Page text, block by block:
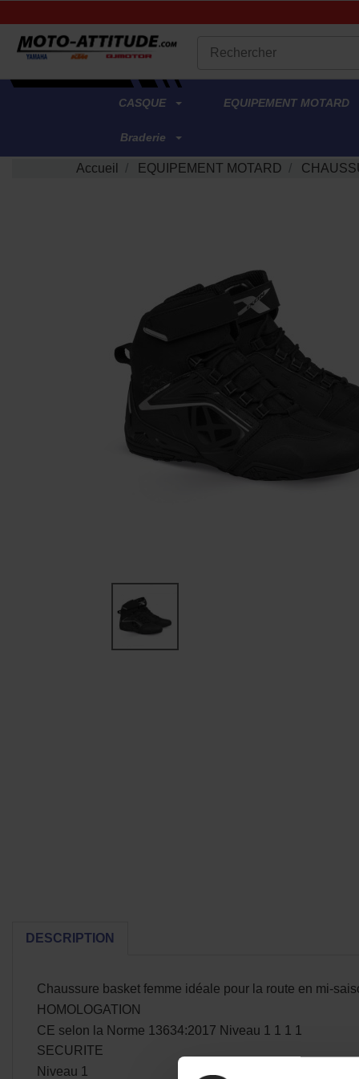
.
CASQUE EQUIPEMENT MOTARD
Braderie
Accueil EQUIPEMENT MOTARD
DESCRIPTION
Chaussure basket femme idéale pour la route en mi-
HOMOLOGATION
CE selon la Norme 13634:2017 Niveau 1 1 1 1
SECURITE
Niveau 1